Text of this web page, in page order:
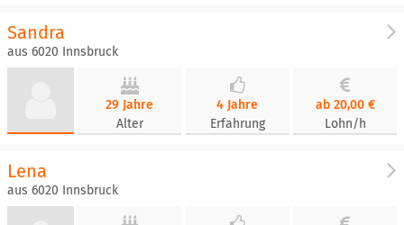
Sandra
aus 6020 Innsbruck
29 Jahre
Alter
4 Jahre
Erfahrung
ab 20,00 €
Lohn/h
Lena
aus 6020 Innsbruck